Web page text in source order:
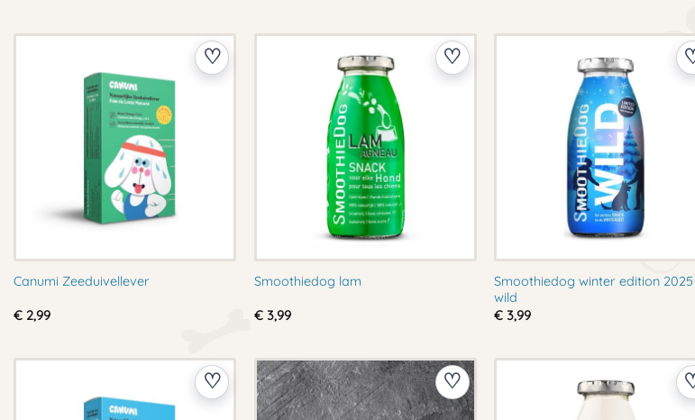
Canumi Zeeduivellever
€2,99
Smoothiedog lam
€3,99
Smoothiedog winter edition 2025
wild
€ 3,99